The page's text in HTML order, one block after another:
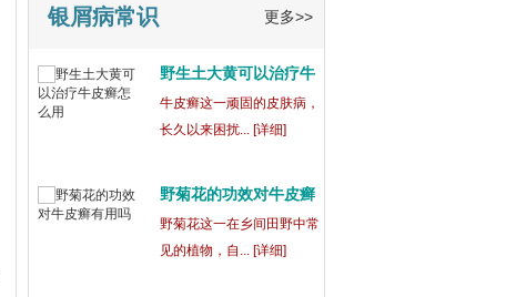
银屑病常识 更多>>
常常让患者们... [详细]
野生土大黄可以治疗牛
牛皮癣这一顽固的皮肤病，
长久以来困扰... [详细]
野菊花的功效对牛皮癣
野菊花这一在乡间田野中常
见的植物，自... [详细]